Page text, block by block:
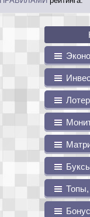
Топы,